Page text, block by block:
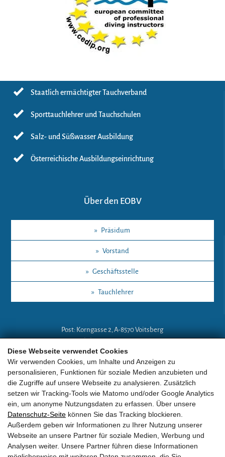
Diese Webseite verwendet Cookies
Wir verwenden Cookies, um Inhalte und Anzeigen zu
personalisieren, Funktionen für soziale Medien anzubieten und
die Zugriffe auf unsere Webseite zu analysieren. Zusätzlich
setzen wir Tracking-Tools wie Matomo und/oder Google Analytics
ein, um anonyme Nutzungsdaten zu erfassen. Über unsere
Datenschutz-Seite können Sie das Tracking blockieren.
Außerdem geben wir Informationen zu Ihrer Nutzung unserer
Webseite an unsere Partner für soziale Medien, Werbung und
Analysen weiter. Unsere Partner führen diese Informationen
Staatlich ermächtigter Tauchverband
Sporttauchlehrer und Tauchschulen
Salz- und Süßwasser Ausbildung
Österreichische Ausbildungseinrichtung
Über den EOBV
» Präsidum
» Vorstand
» Geschäftsstelle
» Tauchlehrer
Post: Korngasse 2, A-8570 Voitsberg
Mobil: +43 (0)664 18 67 394
E-Mail: lg-a@eobv.eu
Weitere Links
» ARGE Tauchen
» ÖGTH